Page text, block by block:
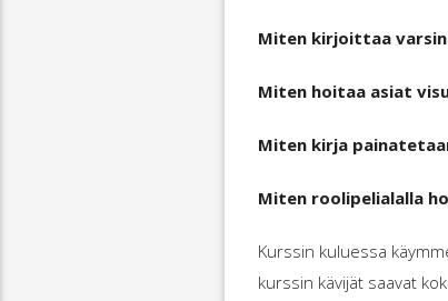
Miten kirjoittaa
Miten hoitaa asiat
Miten kirja
Miten roolipelialalla
Kurssin kuluessa
kurssin kävijät saavat